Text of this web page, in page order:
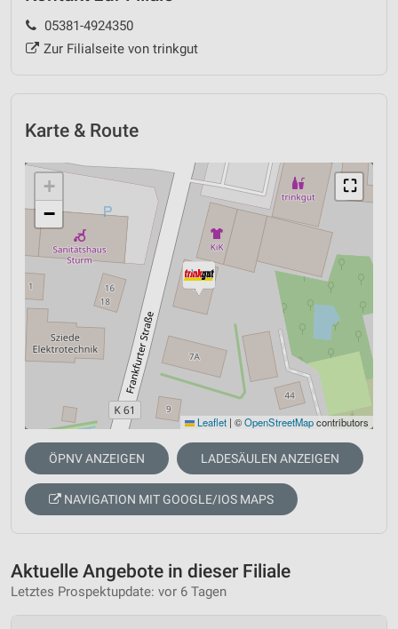
05381-4924350
Zur Filialseite von trinkgut
Karte & Route
⛶
+
−
Leaflet | ©OpenStreetMapcontributors
ÖPNV ANZEIGEN LADESÄULEN ANZEIGEN
NAVIGATION MIT GOOGLE/IOS MAPS
Aktuelle Angebote in dieser Filiale
Letztes Prospektupdate: vor 6 Tagen